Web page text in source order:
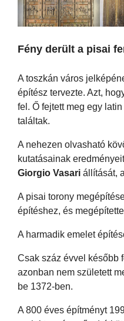
Fény derült a pisai
A toszkán város
építész tervezte. Azt,
fel. Ő fejtett meg egy
találtak.
A nehezen olvasható
kutatásainak
Giorgio Vasari állítását,
A pisai torony
építéshez, és
A harmadik emelet
Csak száz évvel később
azonban nem született
be 1372-ben.
A 800 éves építményt